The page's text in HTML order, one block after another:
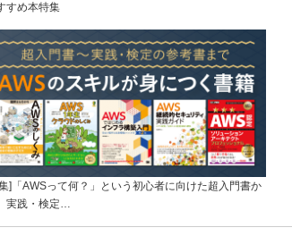
すめ本特集
]「AWSって何？」という初心者に向けた超入門書か
実践・検定…